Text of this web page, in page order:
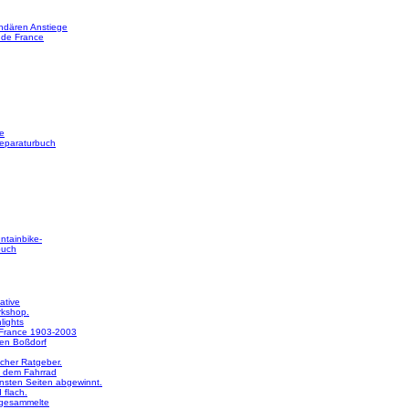
Anstiege
France
1903-2003
Boßdorf
Ratgeber.
dem Fahrrad
Seiten abgewinnt.
flach.